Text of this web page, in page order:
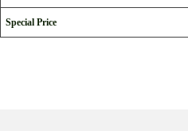
Special Price